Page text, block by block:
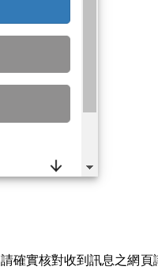
確實核對收到訊息之網